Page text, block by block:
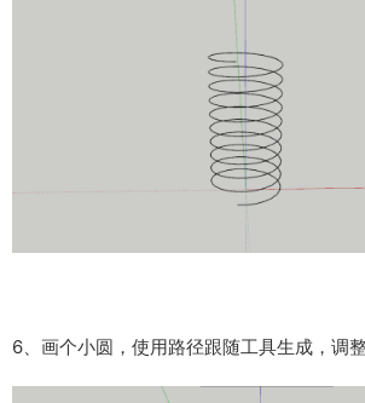
6、画个小圆，使用路径跟随工具生成，调